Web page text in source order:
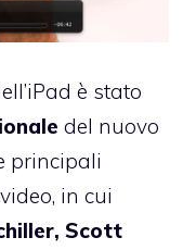
è stato
del nuovo
principali
in cui
Scott